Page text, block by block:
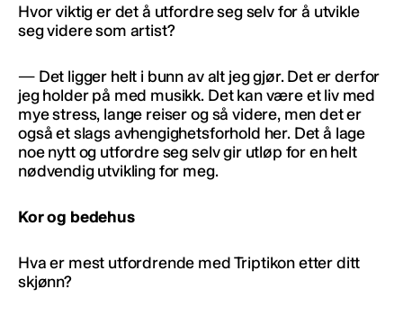
Hvor viktig er det å utfordre seg selv for å utvikle
seg videre som artist?
— Det ligger helt i bunn av alt jeg gjør. Det er derfor
jeg holder på med musikk. Det kan være et liv med
mye stress, lange reiser og så videre, men det er
også et slags avhengighetsforhold her. Det å lage
noe nytt og utfordre seg selv gir utløp for en helt
nødvendig utvikling for meg.
Kor og bedehus
Hva er mest utfordrende med Triptikon etter ditt
skjønn?